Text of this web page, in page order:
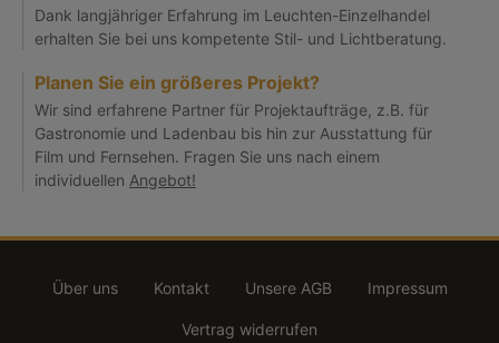
Dank langjähriger Erfahrung im Leuchten-Einzelhandel
erhalten Sie bei uns kompetente Stil- und Lichtberatung.
Planen Sie ein größeres Projekt?
Wir sind erfahrene Partner für Projektaufträge, z.B. für
Gastronomie und Ladenbau bis hin zur Ausstattung für
Film und Fernsehen. Fragen Sie uns nach einem
individuellen Angebot!
Über uns Kontakt Unsere AGB Impressum
Vertrag widerrufen